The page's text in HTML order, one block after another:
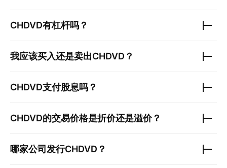
CHDVD有杠杆吗？
我应该买入还是卖出CHDVD ？
CHDVD支付股息吗？
CHDVD的交易价格是折价还是溢价？
哪家公司发行CHDVD ？